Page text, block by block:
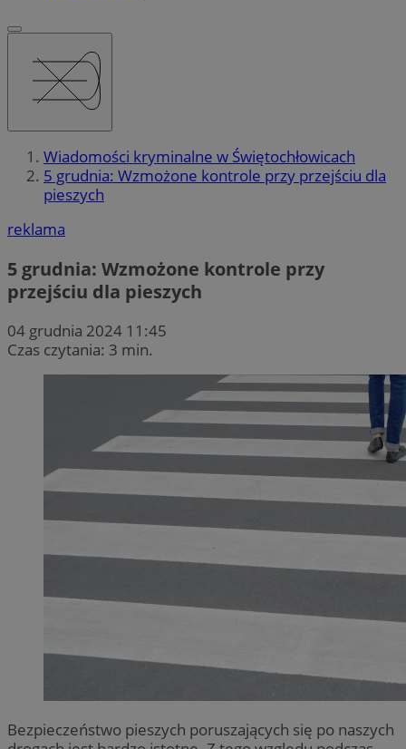
Wiadomości kryminalne w Świętochłowicach
5 grudnia: Wzmożone kontrole przy przejściu dla
pieszych
reklama
5 grudnia: Wzmożone kontrole przy
przejściu dla pieszych
04 grudnia 2024 11:45
Czas czytania: 3 min.
Bezpieczeństwo pieszych poruszających się po naszych